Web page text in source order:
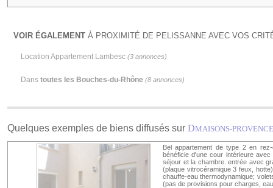
VOIR ÉGALEMENT À PROXIMITÉ DE PELISSANNE AVEC VOS
Location Appartement Lambesc (3 annonces)
Dans toutes les Bouches-du-Rhône (8 annonces)
Quelques exemples de biens diffusés sur DMAISONS-PROVENCE
Bel appartement de type 2 en
bénéficie d'une cour intérieure
séjour et la chambre. entrée avec
(plaque vitrocéramique 3 feux,
chauffe-eau thermodynamique;
(pas de provisions pour charges,